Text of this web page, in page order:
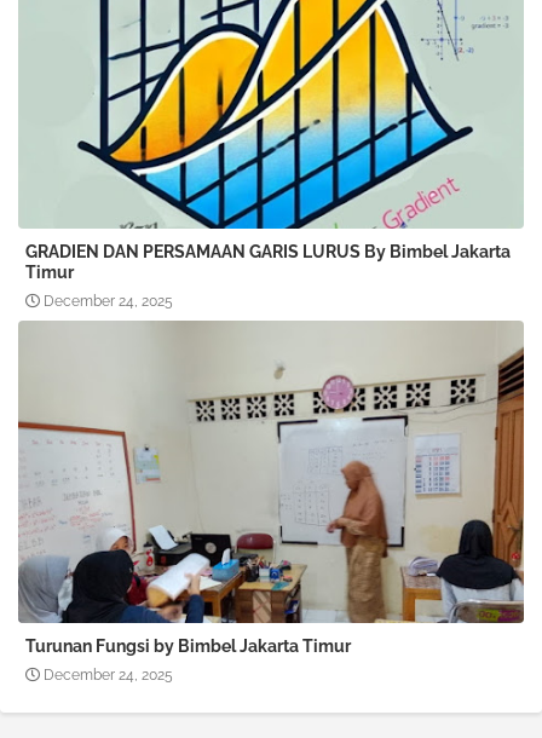
GRADIEN DAN PERSAMAAN GARIS LURUS By Bimbel Jakarta
Timur
December 24, 2025
Turunan Fungsi by Bimbel Jakarta Timur
December 24, 2025